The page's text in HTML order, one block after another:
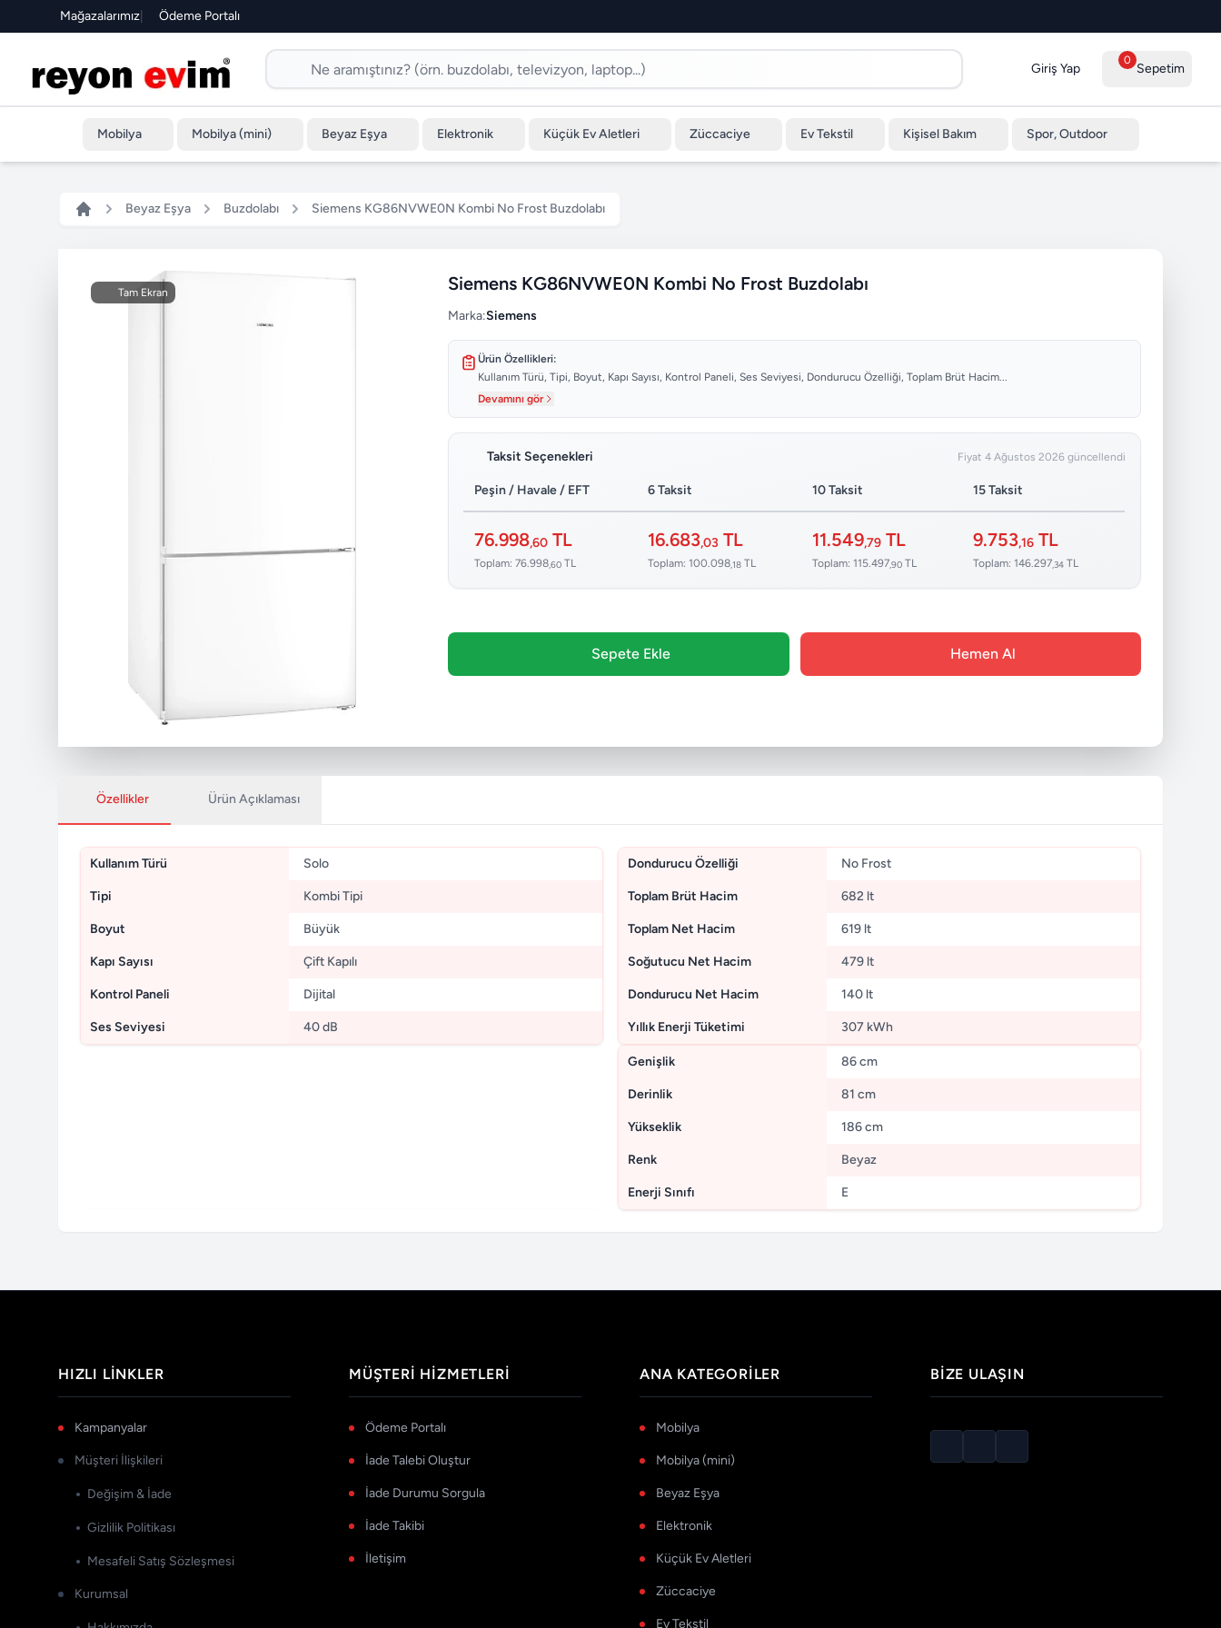
Mağazalarımız| Ödeme Portalı
Giriş Yap
0
Sepetim
Mobilya Mobilya (mini) Beyaz Eşya Elektronik Küçük Ev Aletleri Züccaciye Ev Tekstil Kişisel Bakım Spor, Outdoor
Beyaz Eşya Buzdolabı Siemens KG86NVWE0N Kombi No Frost Buzdolabı
Tam Ekran Siemens KG86NVWE0N Kombi No Frost Buzdolabı
Marka:Siemens
Ürün Özellikleri:
Kullanım Türü, Tipi, Boyut, Kapı Sayısı, Kontrol Paneli, Ses Seviyesi, Dondurucu Özelliği, Toplam Brüt Hacim...
Devamını gör
Taksit Seçenekleri Fiyat 4 Ağustos 2026 güncellendi
Peşin / Havale / EFT 6 Taksit 10 Taksit 15 Taksit
76.998,60 TL
Toplam: 76.998,60 TL
16.683,03 TL
Toplam: 100.098,18 TL
11.549,79 TL
Toplam: 115.497,90 TL
9.753,16 TL
Toplam: 146.297 ,34 TL
Sepete Ekle Hemen Al
Özellikler Ürün Açıklaması
Kullanım Türü Solo
Tipi Kombi Tipi
Boyut Büyük
Kapı Sayısı Çift Kapılı
Kontrol Paneli Dijital
Ses Seviyesi 40 dB
Dondurucu Özelliği No Frost
Toplam Brüt Hacim 682 lt
Toplam Net Hacim 619 lt
Soğutucu Net Hacim 479 lt
Dondurucu Net Hacim 140 lt
Yıllık Enerji Tüketimi 307 kWh
Genişlik 86 cm
Derinlik 81 cm
Yükseklik 186 cm
Renk Beyaz
Enerji Sınıfı E
HIZLI LINKLER
Kampanyalar
Müşteri İlişkileri
Değişim & İade
Gizlilik Politikası
Mesafeli Satış Sözleşmesi
Kurumsal
MÜŞTERI HIZMETLERI
Ödeme Portalı
İade Talebi Oluştur
İade Durumu Sorgula
İade Takibi
İletişim
ANA KATEGORILER
Mobilya
Mobilya (mini)
Beyaz Eşya
Elektronik
Küçük Ev Aletleri
Züccaciye
Ev Tekstil
BIZE ULAŞIN